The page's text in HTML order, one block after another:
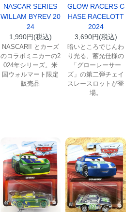
NASCAR SERIES
WILLAM BYREV 20
24
1,990円(税込)
NASCAR!! とカーズ
のコラボミニカーの2
024年シリーズ。米
国ウォルマート限定
販売品
GLOW RACERS C
HASE RACELOTT
2024
3,690円(税込)
暗いところでじんわ
り光る、蓄光仕様の
「グローレーサー
ズ」の第二弾チェイ
スレースロットが登
場。